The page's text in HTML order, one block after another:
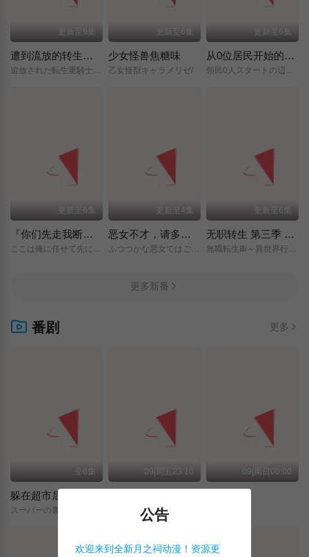
更新至6集
遭到流放的转生重骑士凭借游戏知识大开无双
追放された転生重騎士はゲーム知識で無双する/
更新至6集
少女怪兽焦糖味
乙女怪獣キャラメリゼ/
更新至6集
从0位居民开始的边境领主大人
領民0人スタートの辺境領主様/
更新至6集
『你们先走我断后』，于是10年后我成为了传说
ここは俺に任せて先に行けと言ってから10年がたったら伝説になっていた。/
更新至4集
恶女不才，请多关照 ～雏宫蝶鼠换身传～
ふつつかな悪女ではございますが/～雛宮蝶鼠とりかえ伝～/
更新至6集
无职转生 第三季 ～到了异世界就拿出真本事～
無職転生Ⅲ/～異世界行ったら本気だす～/
更多新番
番剧 更多
全6集 09|周五23:10 09|周日00:00
公告
欢迎来到全新月之祠动漫！资源更